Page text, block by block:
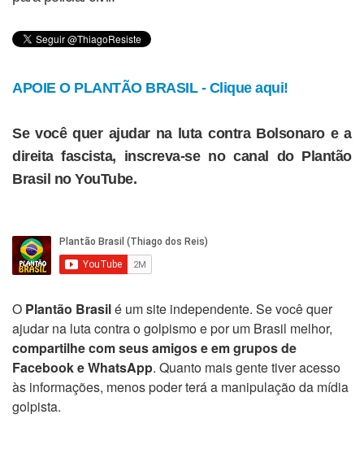
APOIE O PLANTÃO BRASIL - Clique aqui!
Se você quer ajudar na luta contra Bolsonaro e a
direita fascista, inscreva-se no canal do Plantão
Brasil no YouTube.
O Plantão Brasilé um site independente. Se você quer
ajudar na luta contra o golpismo e por um Brasil melhor,
compartilhe com seus amigos e em grupos de
Facebook e WhatsApp. Quanto mais gente tiver acesso
às informações, menos poder terá a manipulação da mídia
golpista.